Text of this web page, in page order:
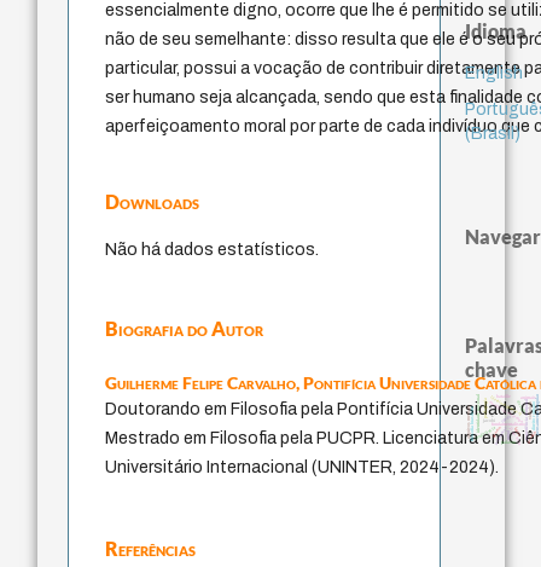
essencialmente digno, ocorre que lhe é permitido se
não de seu semelhante: disso resulta que ele é o seu
particular, possui a vocação de contribuir diretamente
ser humano seja alcançada, sendo que esta finalidade
aperfeiçoamento moral por parte de cada indivíduo que
Downloads
Não há dados estatísticos.
Biografia do Autor
Guilherme Felipe Carvalho,Pontifícia Universidade Católica
Doutorando em Filosofia pela Pontifícia Universidade
Mestrado em Filosofia pela PUCPR. Licenciatura em
Universitário Internacional (UNINTER, 2024-2024).
Referências
Idioma
English
(Brasil)
Navegar
chave
fundamentalismo
jacobi
protágoras experiência temporal
metafísica do tempo
género
idade
intolerância
identidade nacional
filosofia brasileira j.c.m. neto
palavra
literatura (poética)
perdón
leyes violencia
logos
direito romano
pedagogia
lei
arquivos mentais pensamento singular
desejo
bataille
mind
animais